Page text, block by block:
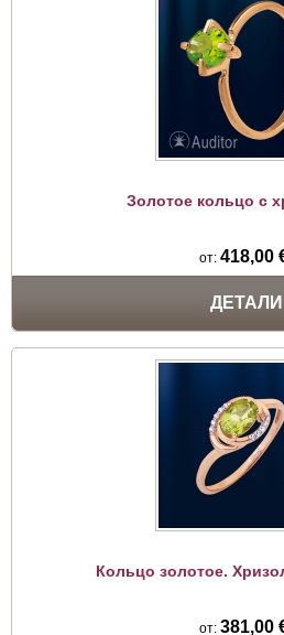
Золотое кольцо с
от: 418,00
ДЕТАЛИ
Кольцо золотое.
от: 381,00